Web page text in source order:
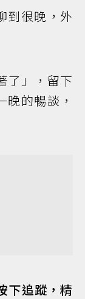
到很晚，外
了」，留下
的暢談，
下追蹤，精